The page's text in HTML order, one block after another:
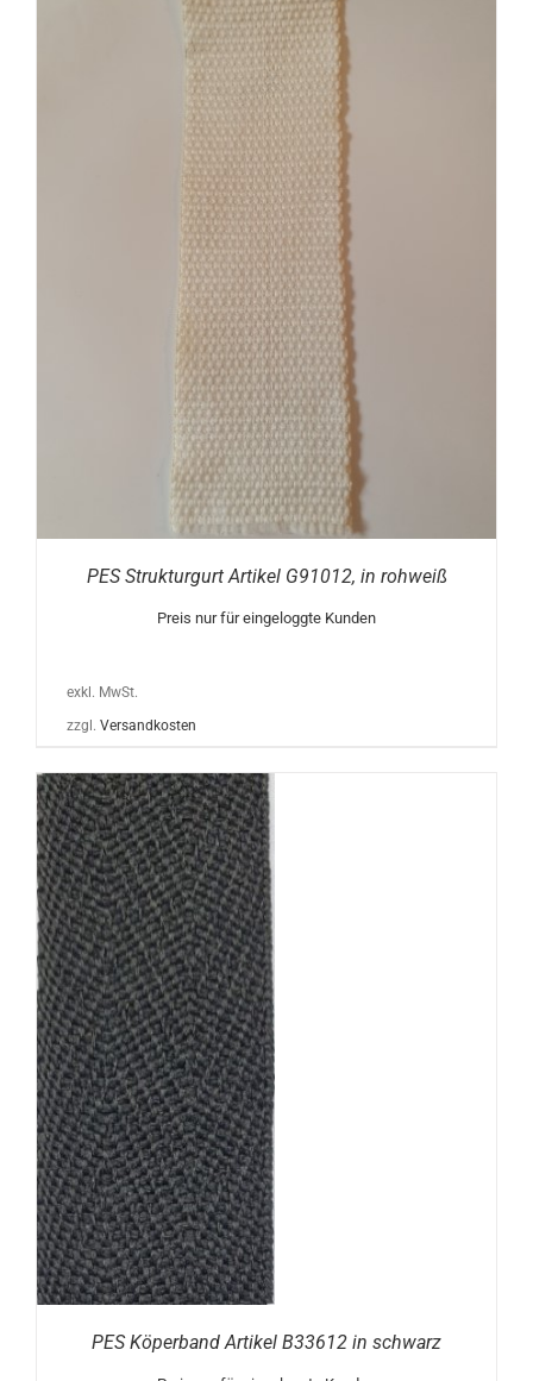
PES Strukturgurt Artikel G91012, in rohweiß
Preis nur für eingeloggte Kunden
exkl. MwSt.
zzgl. Versandkosten
PES Köperband Artikel B33612 in schwarz